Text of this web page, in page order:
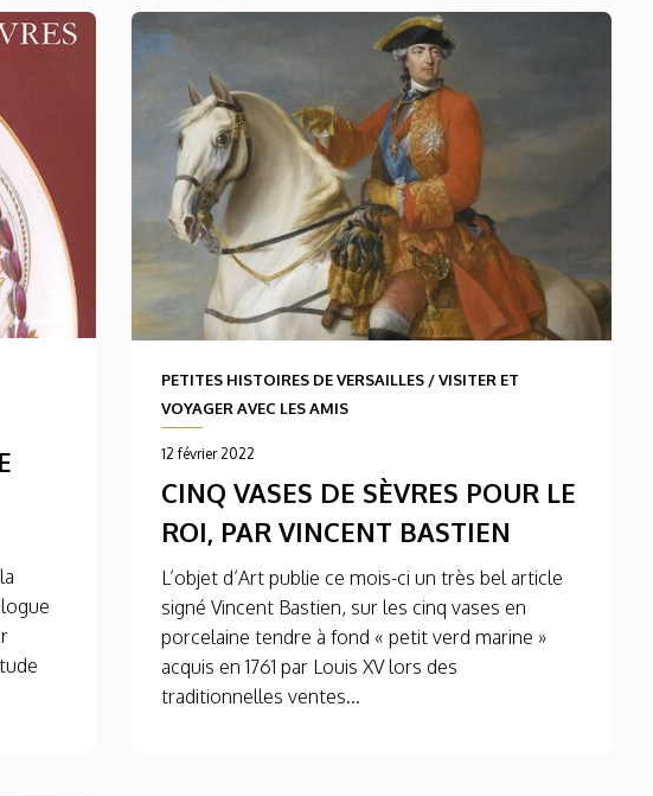
PETITES HISTOIRES DE VERSAILLES /VISITER ET
VOYAGER AVEC LES AMIS
12 février 2022
CINQ VASES DE SÈVRES POUR LE
ROI, PAR VINCENT BASTIEN
L’objet d’Art publie ce mois-ci un très bel article
signé Vincent Bastien, sur les cinq vases en
porcelaine tendre à fond « petit verd marine »
acquis en 1761 par Louis XV lors des
traditionnelles ventes...